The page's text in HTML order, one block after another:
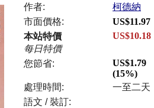
作者:
柯德納
市面價格:
US$11.97
本站特價
每日特價
US$10.18
您節省:
US$1.79
(15%)
處理時間:
一至二天
語文 / 裝訂: